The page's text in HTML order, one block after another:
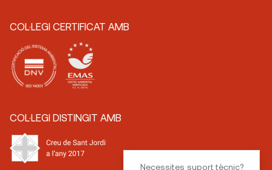
COL·LEGI CERTIFICAT AMB
COL·LEGI DISTINGIT AMB
Necessites suport tècnic?